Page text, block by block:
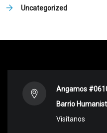
Uncategorized
Angamos
Barrio
Visítanos